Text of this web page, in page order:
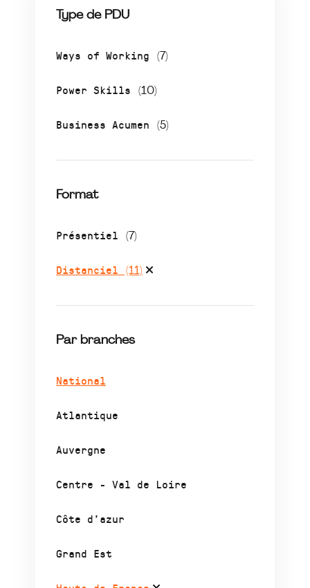
Type de PDU
Ways of Working (7)
Power Skills (10)
Business Acumen (5)
Format
Présentiel (7)
Distanciel (11)
Par branches
National
Atlantique
Auvergne
Centre - Val de Loire
Côte d’azur
Grand Est